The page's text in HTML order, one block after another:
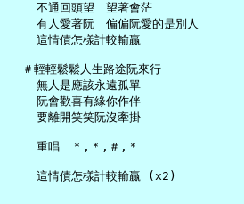
     不通回頭望　望著會茫
     有人愛著阮　偏偏阮愛的是別人
     這情債怎樣計較輸贏
   ＃輕輕鬆鬆人生路途阮來行
     無人是應該永遠孤單
     阮會歡喜有緣你作伴
     要離開笑笑阮沒牽掛
     重唱　＊,＊,＃,＊